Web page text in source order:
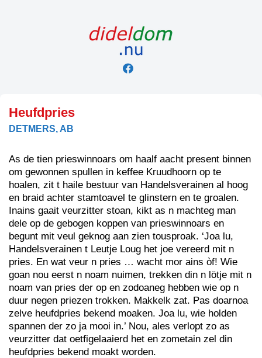
Heufdpries
DETMERS, AB
As de tien prieswinnoars om haalf aacht present binnen
om gewonnen spullen in keffee Kruudhoorn op te
hoalen, zit t haile bestuur van Handelsverainen al hoog
en braid achter stamtoavel te glinstern en te groalen.
Inains gaait veurzitter stoan, kikt as n machteg man
dele op de gebogen koppen van prieswinnoars en
begunt mit veul geknog aan zien tousproak. ‘Joa lu,
Handelsverainen t Leutje Loug het joe vereerd mit n
pries. En wat veur n pries … wacht mor ains òf! Wie
goan nou eerst n noam nuimen, trekken din n lötje mit n
noam van pries der op en zodoaneg hebben wie op n
duur negen priezen trokken. Makkelk zat. Pas doarnoa
zelve heufdpries bekend moaken. Joa lu, wie holden
spannen der zo ja mooi in.’ Nou, ales verlopt zo as
veurzitter dat oetfigelaaierd het en zometain zel din
heufdpries bekend moakt worden.